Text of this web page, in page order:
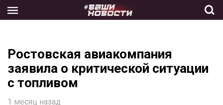
the
Ростовская авиакомпания
заявила о критической ситуации
с топливом
1 месяц назад